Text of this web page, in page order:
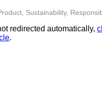
Sustainability,
redirected automatically,
.